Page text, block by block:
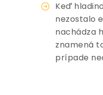
Keď
nezostalo
nachádza
znamená
prípade